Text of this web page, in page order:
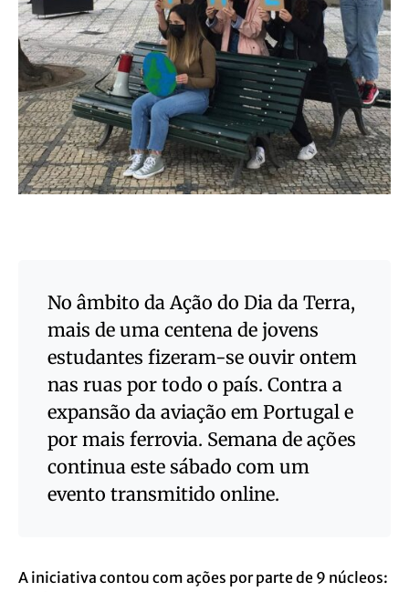
No âmbito da Ação do Dia da Terra,
mais de uma centena de jovens
estudantes fizeram-se ouvir ontem
nas ruas por todo o país. Contra a
expansão da aviação em Portugal e
por mais ferrovia. Semana de ações
continua este sábado com um
evento transmitido online.
A iniciativa contou com ações por parte de 9 núcleos: